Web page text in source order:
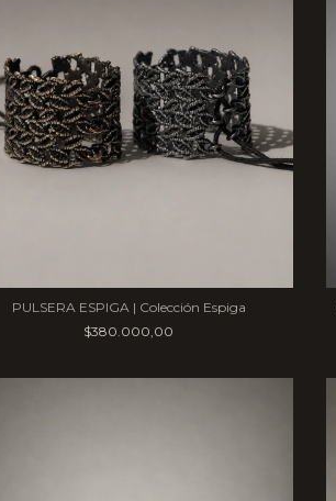
PULSERA ESPIGA | Colección Espiga
$380.000,00